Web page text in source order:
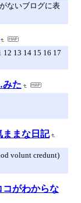
ないブログに表
12 13 14 15 16 17
た
ままな日記
volunt credunt)
コがわからな